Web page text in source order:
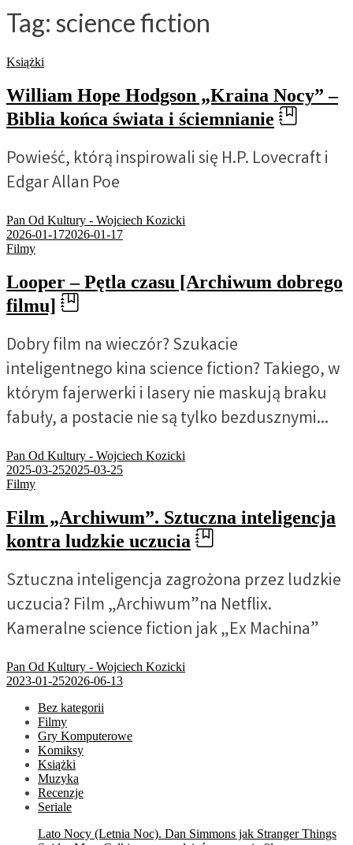
Tag: science fiction
Książki
William Hope Hodgson „Kraina Nocy” –
Biblia końca świata i ściemnianie
Powieść, którą inspirowali się H.P. Lovecraft i
Edgar Allan Poe
Pan Od Kultury - Wojciech Kozicki
2026-01-172026-01-17
Filmy
Looper – Pętla czasu [Archiwum dobrego
filmu]
Dobry film na wieczór? Szukacie
inteligentnego kina science fiction? Takiego, w
którym fajerwerki i lasery nie maskują braku
fabuły, a postacie nie są tylko bezdusznymi...
Pan Od Kultury - Wojciech Kozicki
2025-03-252025-03-25
Filmy
Film „Archiwum”. Sztuczna inteligencja
kontra ludzkie uczucia
Sztuczna inteligencja zagrożona przez ludzkie
uczucia? Film „Archiwum”na Netflix.
Kameralne science fiction jak „Ex Machina”
Pan Od Kultury - Wojciech Kozicki
2023-01-252026-06-13
Bez kategorii
Filmy
Gry Komputerowe
Komiksy
Książki
Muzyka
Recenzje
Seriale
Lato Nocy (Letnia Noc). Dan Simmons jak Stranger Things